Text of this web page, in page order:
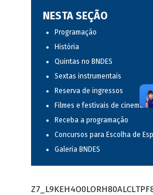
NESTA SEÇÃO
Programação
História
Quintas no BNDES
Sextas instrumentais
Reserva de ingressos
Filmes e festivais de cinema
Receba a programação
Concursos para Escolha de
Galeria BNDES